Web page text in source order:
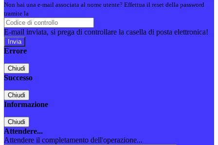
Non hai una e-mail associata al nome utente? Effettua il reset della password
tramite la
E-mail inviata, si prega di controllare la casella di posta elettronica!
Errore
Chiudi
Successo
Chiudi
Informazione
Chiudi
Attendere...
Attendere il completamento dell'operazione...